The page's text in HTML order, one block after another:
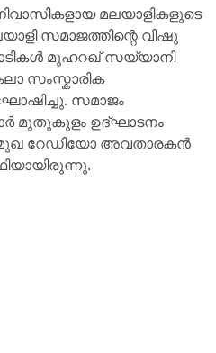
മലയാളികളുടെ
സമാജത്തിന്റെ വിഷു
മുഹറഖ് സയ്യാനി
സംസ്കാരിക
സമാജം
മുതുകുളം ഉദ്ഘാടനം
റേഡിയോ അവതാരകൻ